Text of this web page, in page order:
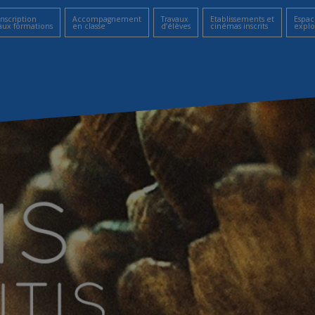
formations
Accompagnement
en classe
Travaux
d’élèves
Etablissements et
cinémas inscrits